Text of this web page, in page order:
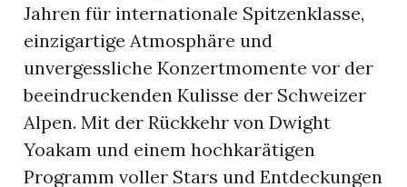
Jahren für internationale Spitzenklasse,
einzigartige Atmosphäre und
unvergessliche Konzertmomente vor der
beeindruckenden Kulisse der Schweizer
Alpen. Mit der Rückkehr von Dwight
Yoakam und einem hochkarätigen
Programm voller Stars und Entdeckungen